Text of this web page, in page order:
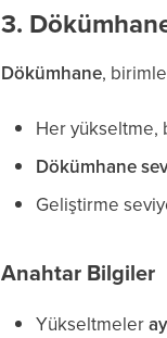
3.
Dökümhane,
Her
Dökümhane
Geliştirme
Anahtar Bilgiler
Yükseltmeler